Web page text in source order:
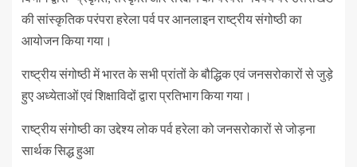
की सांस्कृतिक परंपरा हरेला पर्व पर आनलाइन राष्ट्रीय संगोष्ठी का
आयोजन किया गया।
राष्ट्रीय संगोष्ठी में भारत के सभी प्रांतों के बौद्धिक एवं जनसरोकारों से जुड़े
हुए अध्येताओं एवं शिक्षाविदों द्वारा प्रतिभाग किया गया।
राष्ट्रीय संगोष्ठी का उद्देश्य लोक पर्व हरेला को जनसरोकारों से जोड़ना
सार्थक सिद्ध हुआ